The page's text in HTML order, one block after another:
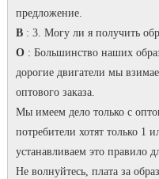
предложение.
В: 3. Могу ли я получить
О: Большинство наших
дорогие двигатели мы
оптового заказа.
Мы имеем дело только с
потребители хотят только 1
устанавливаем это правило
Не волнуйтесь, плата за